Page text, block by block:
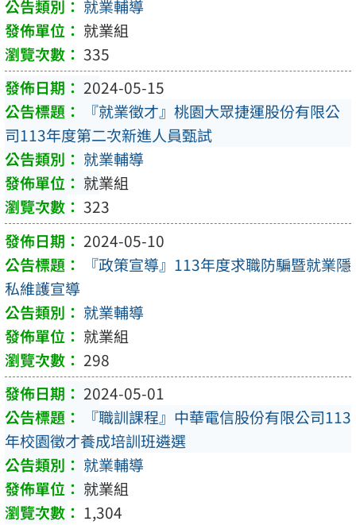
就業輔導
就業組
335
2024-05-15
『就業徵才』桃園大眾捷運股份有限公
司113年度第二次新進人員甄試
就業輔導
就業組
323
2024-05-10
『政策宣導』113年度求職防騙暨就業隱
私維護宣導
就業輔導
就業組
298
2024-05-01
『職訓課程』中華電信股份有限公司113
年校園徵才養成培訓班遴選
就業輔導
就業組
1,304